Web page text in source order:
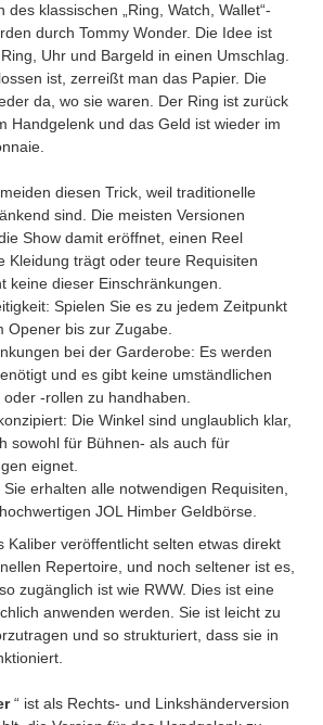
des klassischen „Ring, Watch, Wallet“-
durch Tommy Wonder. Die Idee ist
Uhr und Bargeld in einen Umschlag.
ist, zerreißt man das Papier. Die
da, wo sie waren. Der Ring ist zurück
Handgelenk und das Geld ist wieder im
diesen Trick, weil traditionelle
sind. Die meisten Versionen
Show damit eröffnet, einen Reel
Kleidung trägt oder teure Requisiten
keine dieser Einschränkungen.
Spielen Sie es zu jedem Zeitpunkt
Opener bis zur Zugabe.
bei der Garderobe: Es werden
und es gibt keine umständlichen
-rollen zu handhaben.
Die Winkel sind unglaublich klar,
sowohl für Bühnen- als auch für
eignet.
erhalten alle notwendigen Requisiten,
JOL Himber Geldbörse.
Kaliber veröffentlicht selten etwas direkt
Repertoire, und noch seltener ist es,
zugänglich ist wie RWW. Dies ist eine
anwenden werden. Sie ist leicht zu
und so strukturiert, dass sie in
“ ist als Rechts- und Linkshänderversion